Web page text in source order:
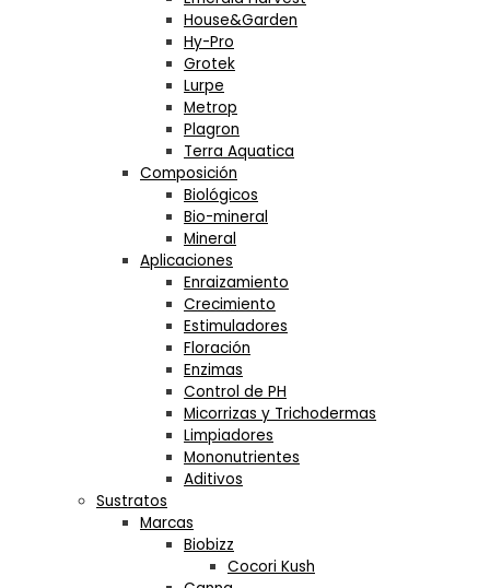
House&Garden
Hy-Pro
Grotek
Lurpe
Metrop
Plagron
Terra Aquatica
Composición
Biológicos
Bio-mineral
Mineral
Aplicaciones
Enraizamiento
Crecimiento
Estimuladores
Floración
Enzimas
Control de PH
Micorrizas y Trichodermas
Limpiadores
Mononutrientes
Aditivos
Sustratos
Marcas
Biobizz
Cocori Kush